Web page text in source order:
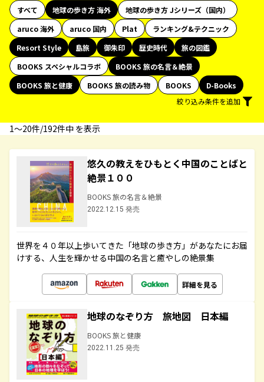
すべて 地球の歩き方 海外
地球の歩き方 Jシリーズ（国内）
aruco 海外
aruco 国内 Plat
ランキング&テクニック
Resort Style
島旅 御朱印 歴史時代
旅の図鑑
BOOKS スペシャルコラボ
BOOKS 旅の名言＆絶景
BOOKS 旅と健康
BOOKS 旅の読み物 BOOKS
D-Books
絞り込み条件を追加
1〜20件/192件中 を表示
悠久の教えをひもとく中国のことばと
絶景１００
BOOKS 旅の名言＆絶景
2022.12.15 発売
世界を４０年以上歩いてきた「地球の歩き方」があなたにお届
けする、人生を輝かせる中国の名言と癒やしの絶景集
詳細を見る
地球のなぞり方 旅地図 日本編
BOOKS 旅と健康
2022.11.25 発売